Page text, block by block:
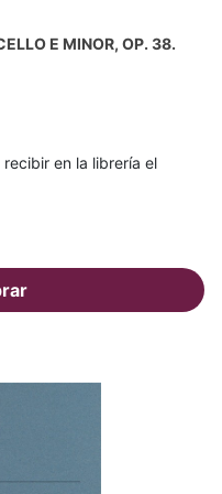
E MINOR, OP. 38.
en la librería el